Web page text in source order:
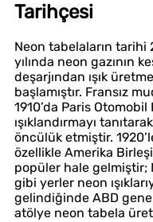
Tarihçesi
Neon tabelaların tarihi
yılında neon gazının
deşarjından ışık
başlamıştır. Fransız
1910’da Paris
ışıklandırmayı
öncülük etmiştir.
özellikle Amerika
popüler hale gelmiştir;
gibi yerler neon
gelindiğinde ABD
atölye neon tabela